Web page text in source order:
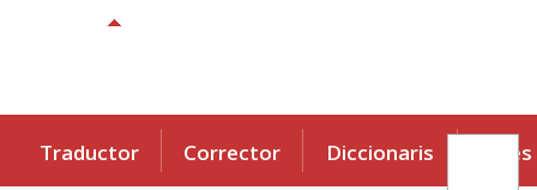
Traductor Corrector Diccionaris Eines